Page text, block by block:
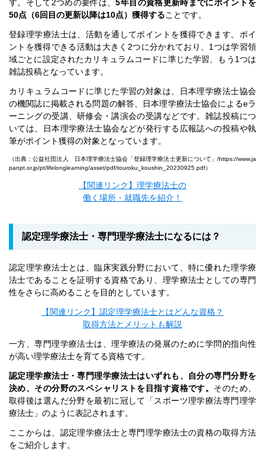
す。そして2つめの要件は、5年目の資格更新時までにポイントを
50点（6回目の更新以降は10点）獲得することです。
登録理学療法士は、活動を通してポイントを獲得できます。ポイ
ントを獲得できる活動は大きく2つに分かれており、1つは学習領
域ごとに設定されたカリキュラムコードに準じた学習、もう1つは
雑誌投稿となっています。
カリキュラムコードに準じた学習の対象は、日本理学療法士協会
の機関誌に掲載される問題の解答、日本理学療法士協会によるeラ
ーニングの受講、研修会・講演会の受講などです。雑誌投稿につ
いては、日本理学療法士協会などが発行する広報誌への投稿や執
筆がポイント獲得の対象となっています。
（出典：公益社団法人 日本理学療法士協会「登録理学療法士更新について」/https://www.ja
panpt.or.jp/pt/lifelonglearning/asset/pdf/touroku_koushin_20230925.pdf）
【関連リンク】理学療法士の
働く場所・就職先を紹介！
認定理学療法士・専門理学療法士になるには？
認定理学療法士とは、臨床実践分野において、特に優れた理学療
法士であることを証明する資格であり、理学療法士としての専門
性をさらに高めることを目的としています。
【関連リンク】認定理学療法士とはどんな資格？
取得方法とメリットも解説
一方、専門理学療法士は、理学療法の発展のために学問的指向性
が高い理学療法士を育てる資格です。
認定理学療法士・専門理学療法士はいずれも、自分の専門分野を
決め、その分野のスペシャリストを目指す資格です。 そのため、
取得後は選んだ分野を最初に冠して「スポーツ理学療法専門理学
療法士」のように表記されます。
ここからは、認定理学療法士と専門理学療法士の資格の取得方法
をご紹介します。